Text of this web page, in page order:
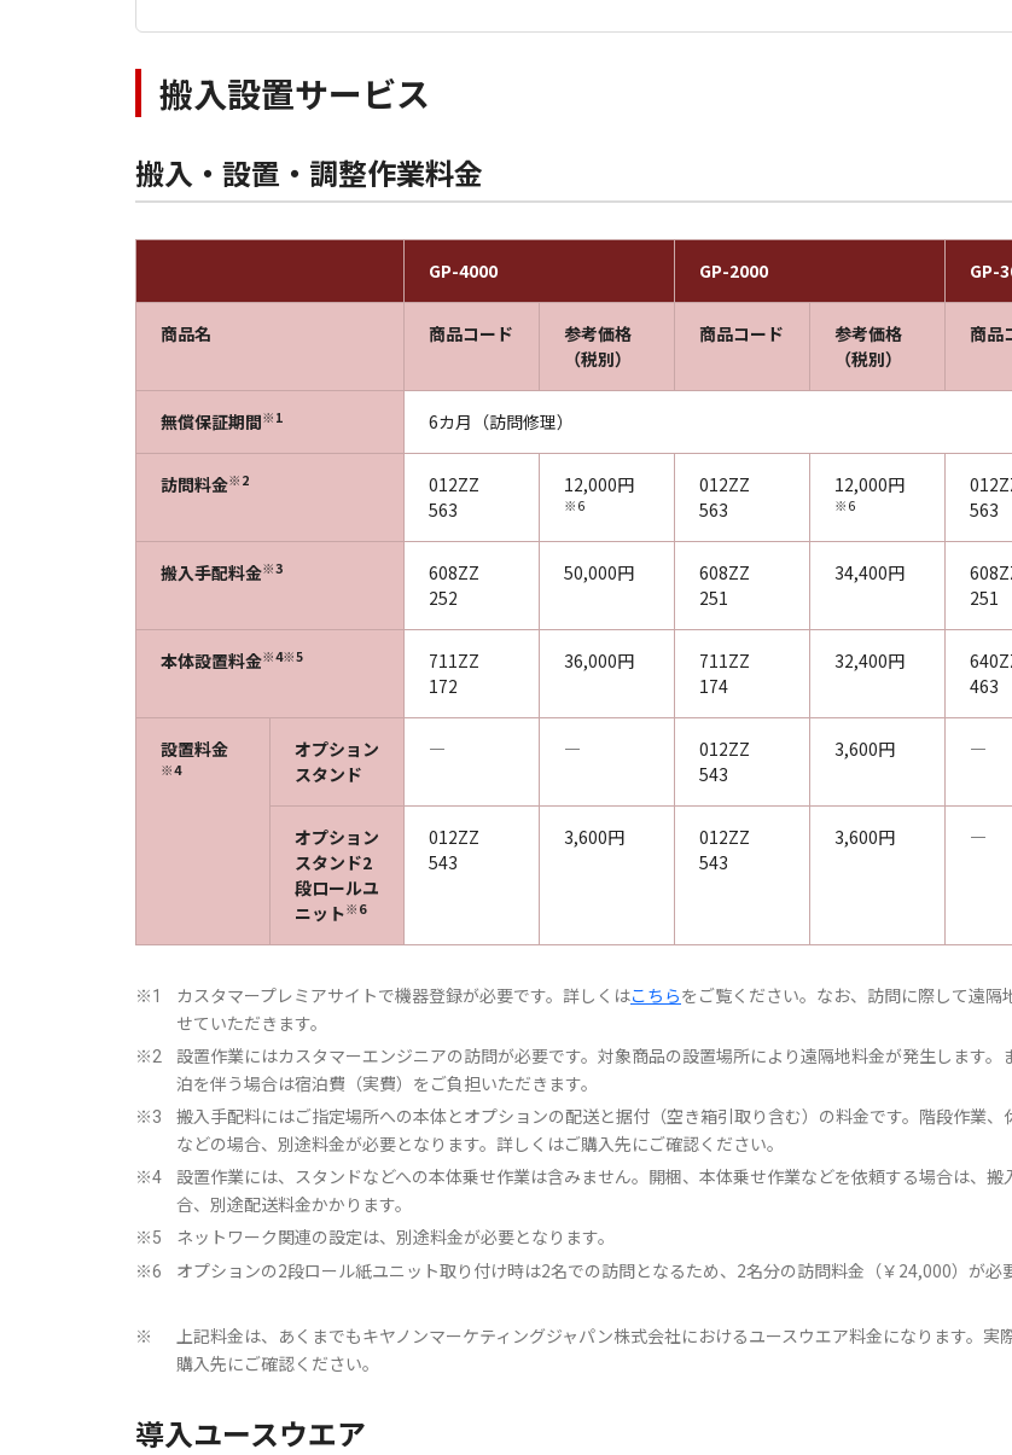
搬入設置サービス
搬入・設置・調整作業料金
GP-4000 GP-2000 GP-
商品名 商品コード
参考価格
（税別）
商品コード
参考価格
（税別）
商品
無償保証期間※1 6カ月（訪問修理）
訪問料金※2
012ZZ
563
12,000円
※6
012ZZ
563
12,000円
※6
563
搬入手配料金※3
608ZZ
252
50,000円
608ZZ
251
34,400円
251
本体設置料金※4※5
711ZZ
172
36,000円
711ZZ
174
32,400円
463
設置料金
※4
オプション
スタンド
― ―
012ZZ
543
3,600円 ―
オプション
スタンド2
段ロールユ
ニット※6
012ZZ
543
3,600円
012ZZ
543
3,600円 ―
※1 カスタマープレミアサイトで機器登録が必要です。詳しくはこちらをご覧ください。なお、訪問に際して遠
せていただきます。
※2
設置作業にはカスタマーエンジニアの訪問が必要です。対象商品の設置場所により遠隔地料金が発生します
泊を伴う場合は宿泊費（実費）をご負担いただきます。
※3
搬入手配料にはご指定場所への本体とオプションの配送と据付（空き箱引取り含む）の料金です。階段作業
などの場合、別途料金が必要となります。詳しくはご購入先にご確認ください。
※4
設置作業には、スタンドなどへの本体乗せ作業は含みません。開梱、本体乗せ作業などを依頼する場合は、
合、別途配送料金かかります。
※5 ネットワーク関連の設定は、別途料金が必要となります。
※6 オプションの2段ロール紙ユニット取り付け時は2名での訪問となるため、2名分の訪問料金（￥24,000）が必
※
上記料金は、あくまでもキヤノンマーケティングジャパン株式会社におけるユースウエア料金になります。
購入先にご確認ください。
導入ユースウエア